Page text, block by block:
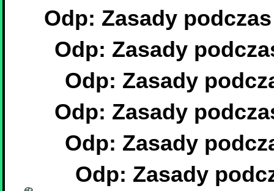
Odp: Zasady
Odp: Zasady
Odp: Zasady
Odp: Zasady
Odp: Zasady
Odp: Zasady